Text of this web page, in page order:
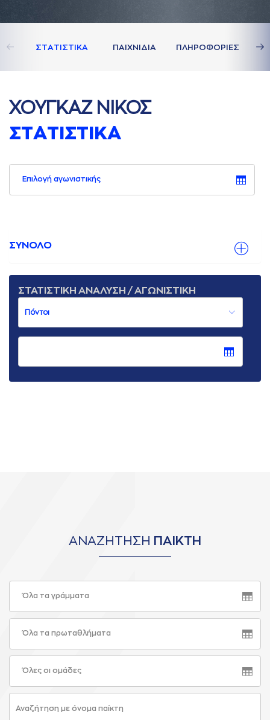
ΣΤAΤΙΣΤΙΚA ΠAΙΧΝΙΔΙA ΠΛΗΡΟΦΟΡΙΕΣ
ΧΟΥΓΚAΖ ΝΙΚΟΣ
ΣΤAΤΙΣΤΙΚA
Επιλογή αγωνιστικής
ΣΥΝΟΛΟ
ΣΤΑΤΙΣΤΙΚΗ ΑΝΑΛΥΣΗ / ΑΓΩΝΙΣΤΙΚΗ
ΑΝΑΖΗΤΗΣΗ ΠΑΙΚΤΗ
Όλα τα γράμματα
Όλα τα πρωταθλήματα
Όλες οι ομάδες